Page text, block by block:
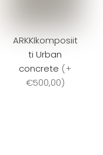
ARKKIkomposiit
ti Urban
concrete (+
€500,00)